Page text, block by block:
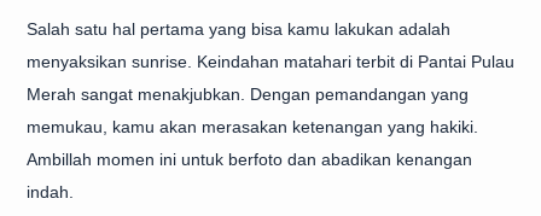
Salah satu hal pertama yang bisa kamu lakukan adalah
menyaksikan sunrise. Keindahan matahari terbit di Pantai Pulau
Merah sangat menakjubkan. Dengan pemandangan yang
memukau, kamu akan merasakan ketenangan yang hakiki.
Ambillah momen ini untuk berfoto dan abadikan kenangan
indah.